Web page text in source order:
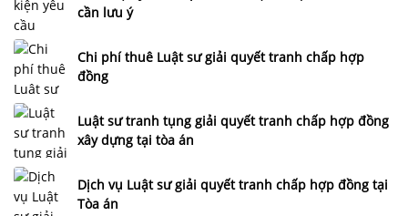
cần lưu ý
Chi phí thuê Luật sư giải quyết tranh chấp hợp
đồng
Luật sư tranh tụng giải quyết tranh chấp hợp đồng
xây dựng tại tòa án
Dịch vụ Luật sư giải quyết tranh chấp hợp đồng tại
Tòa án